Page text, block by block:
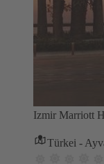
Izmir Marriott
Türkei -